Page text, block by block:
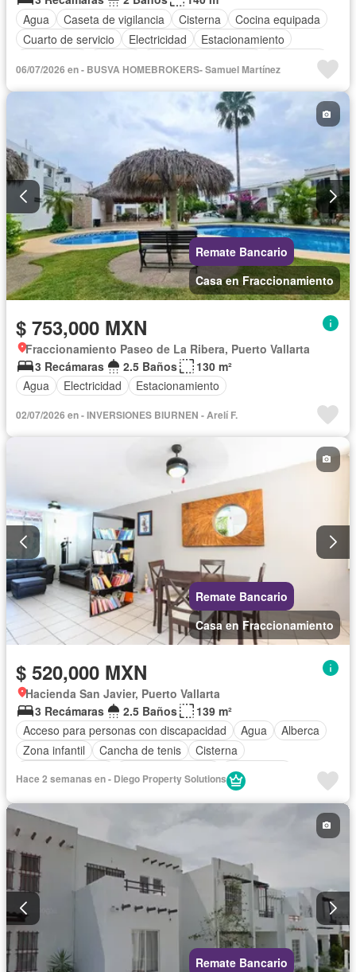
Agua
Caseta de vigilancia Cisterna
Cocina equipada
Cuarto de servicio
Electricidad
Estacionamiento
Seguridad
Televisión por cable
Sin amueblar
06/07/2026 en - BUSVA HOMEBROKERS- Samuel Martínez
Remate Bancario
Casa en Fraccionamiento
$ 753,000 MXN
Fraccionamiento Paseo de La Ribera, Puerto Vallarta
3 Recámaras
2.5 Baños
130 m²
Agua
Electricidad Estacionamiento
02/07/2026 en - INVERSIONES BIURNEN - Arelí F.
Remate Bancario
Casa en Fraccionamiento
$ 520,000 MXN
Hacienda San Javier, Puerto Vallarta
3 Recámaras
2.5 Baños
139 m²
Acceso para personas con discapacidad
Agua
Alberca
Zona infantil
Cancha de tenis
Cisterna
Electricidad
Recámara con closet
Hace 2 semanas en - Diego Property Solutions
Remate Bancario